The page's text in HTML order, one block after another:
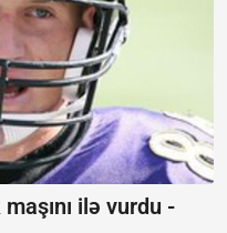
maşını ilə vurdu -